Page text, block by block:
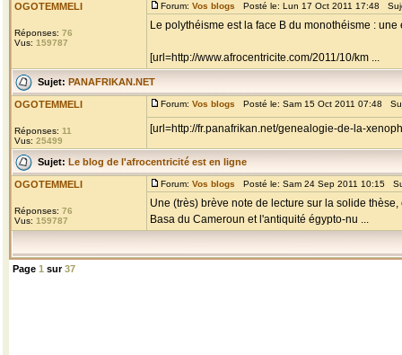
OGOTEMMELI
Réponses: 76
Vus: 159787
Forum: Vos blogs Posté le: Lun 17 Oct 2011 17:48
Le polythéisme est la face B du monothéisme :
[url=http://www.afrocentricite.com/2011/10/km ...
Sujet: PANAFRIKAN.NET
OGOTEMMELI
Réponses: 11
Vus: 25499
Forum: Vos blogs Posté le: Sam 15 Oct 2011 07:48
[url=http://fr.panafrikan.net/genealogie-de-la-
Sujet: Le blog de l'afrocentricité est en ligne
OGOTEMMELI
Réponses: 76
Vus: 159787
Forum: Vos blogs Posté le: Sam 24 Sep 2011 10:15
Une (très) brève note de lecture sur la solide
Basa du Cameroun et l'antiquité égypto-nu ...
Page 1 sur37